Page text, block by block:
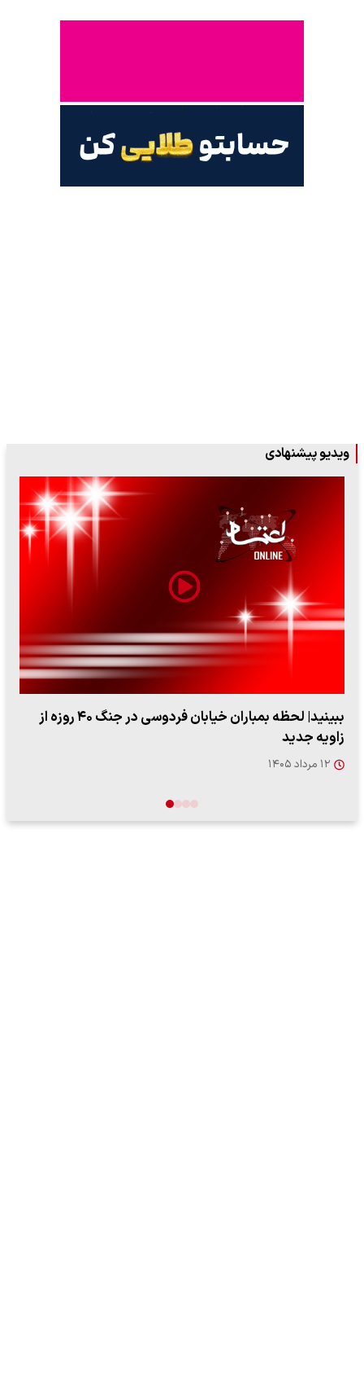
ویدیو پیشنهادی
ببینید| ویدئویی جدید از لحظه زلزله ۷.۱ ریشتری
"کوماموتو" ژاپن ۹ روز…
۱۶ مرداد ۱۴۰۵